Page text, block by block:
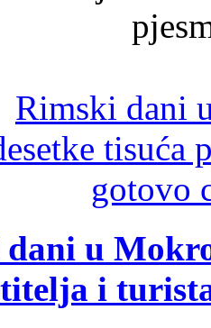
u
i